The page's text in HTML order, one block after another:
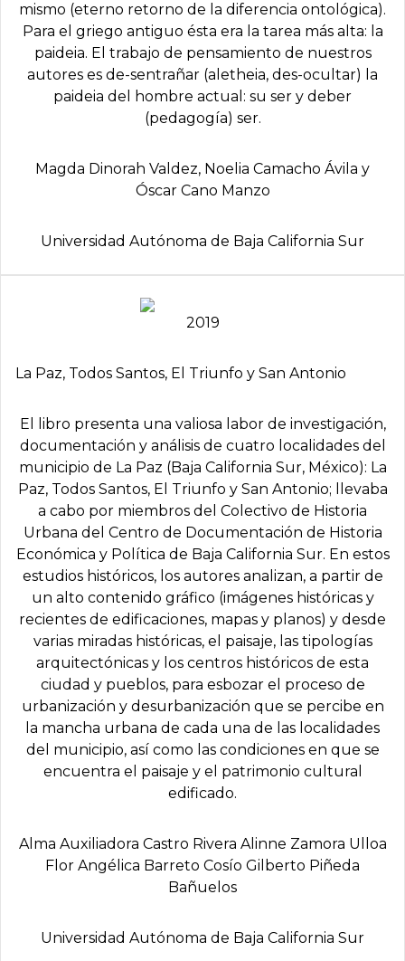
mismo (eterno retorno de la diferencia ontológica).
Para el griego antiguo ésta era la tarea más alta: la
paideia. El trabajo de pensamiento de nuestros
autores es de-sentrañar (aletheia, des-ocultar) la
paideia del hombre actual: su ser y deber
(pedagogía) ser.
Magda Dinorah Valdez, Noelia Camacho Ávila y
Óscar Cano Manzo
Universidad Autónoma de Baja California Sur
2019
La Paz, Todos Santos, El Triunfo y San Antonio
El libro presenta una valiosa labor de investigación,
documentación y análisis de cuatro localidades del
municipio de La Paz (Baja California Sur, México): La
Paz, Todos Santos, El Triunfo y San Antonio; llevaba
a cabo por miembros del Colectivo de Historia
Urbana del Centro de Documentación de Historia
Económica y Política de Baja California Sur. En estos
estudios históricos, los autores analizan, a partir de
un alto contenido gráfico (imágenes históricas y
recientes de edificaciones, mapas y planos) y desde
varias miradas históricas, el paisaje, las tipologías
arquitectónicas y los centros históricos de esta
ciudad y pueblos, para esbozar el proceso de
urbanización y desurbanización que se percibe en
la mancha urbana de cada una de las localidades
del municipio, así como las condiciones en que se
encuentra el paisaje y el patrimonio cultural
edificado.
Alma Auxiliadora Castro Rivera Alinne Zamora Ulloa
Flor Angélica Barreto Cosío Gilberto Piñeda
Bañuelos
Universidad Autónoma de Baja California Sur